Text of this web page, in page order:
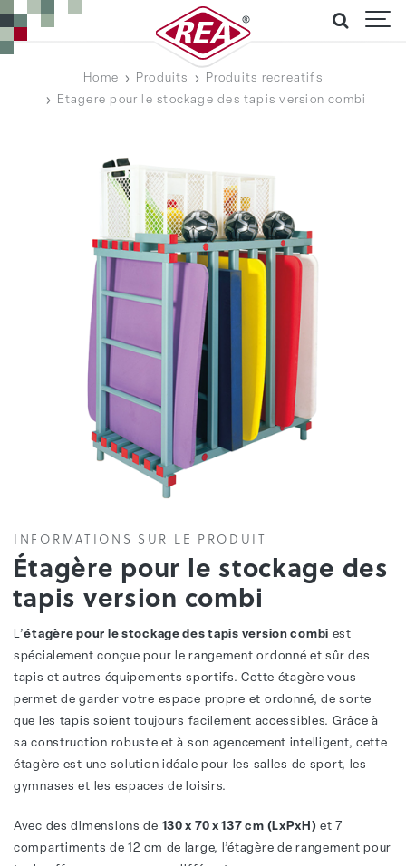
Home Produits
Produits recreatifs
Etagere pour le stockage des tapis version combi
INFORMATIONS SUR LE PRODUIT
Étagère pour le stockage des
tapis version combi
L’étagère pour le stockage des tapis version combi est
spécialement conçue pour le rangement ordonné et sûr des
tapis et autres équipements sportifs. Cette étagère vous
permet de garder votre espace propre et ordonné, de sorte
que les tapis soient toujours facilement accessibles. Grâce à
sa construction robuste et à son agencement intelligent, cette
étagère est une solution idéale pour les salles de sport, les
gymnases et les espaces de loisirs.
Avec des dimensions de 130 x 70 x 137 cm (LxPxH) et 7
compartiments de 12 cm de large, l’étagère de rangement pour